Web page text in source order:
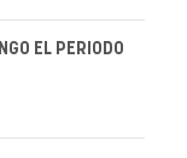
EL PERIODO